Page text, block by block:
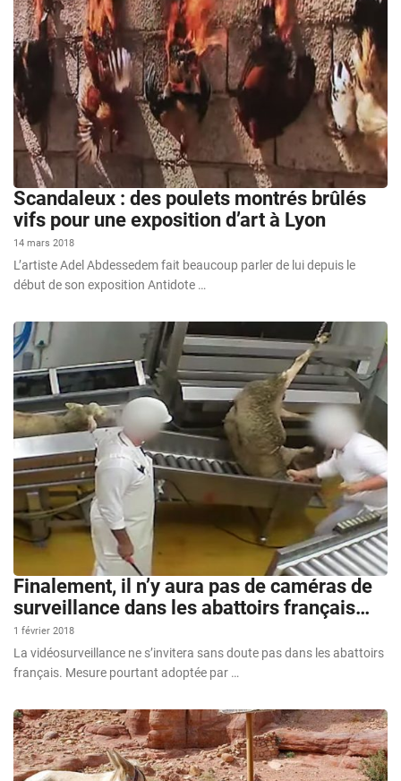
Scandaleux : des poulets montrés brûlés
vifs pour une exposition d’art à Lyon
14 mars 2018
L’artiste Adel Abdessedem fait beaucoup parler de lui depuis le
début de son exposition Antidote …
Finalement, il n’y aura pas de caméras de
surveillance dans les abattoirs français…
1 février 2018
La vidéosurveillance ne s’invitera sans doute pas dans les abattoirs
français. Mesure pourtant adoptée par …